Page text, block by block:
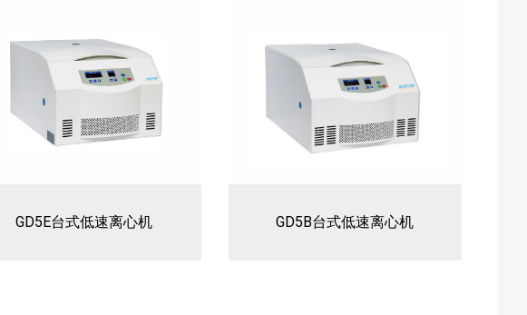
GD5E台式低速离心机 GD5B台式低速离心机